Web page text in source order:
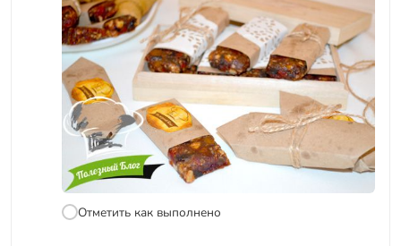
Отметить как выполнено